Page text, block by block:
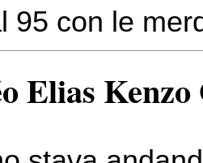
95 con le
Elias